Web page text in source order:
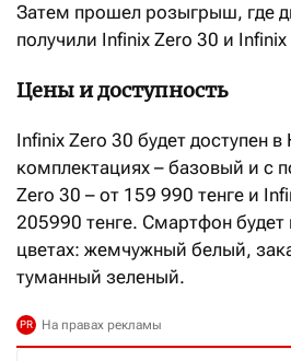
Затем прошел розыгрыш, где
получили Infinix Zero 30 и
Цены и доступность
Infinix Zero 30 будет доступен в
комплектациях – базовый и с
Zero 30 – от 159 990 тенге и
205990 тенге. Смартфон будет
цветах: жемчужный белый,
туманный зеленый.